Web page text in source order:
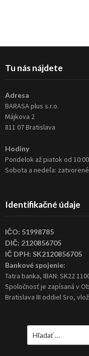
Tu nás nájdete
Adresa
BARASA plus s.r.o.
Májkova 2
811 07 Bratislava
Hodiny
Pondelok až piatok od
Sobota a nedeľa: zatvorené
Identifikačné údaje
IČO: 51998785
DIČ: 2120856705
IČ DPH: SK2120856705
Bankové spojenie:
Tatra banka, IBAN: SK22
Spoločnosť je zapísaná v
Bratislava III oddiel Sro,